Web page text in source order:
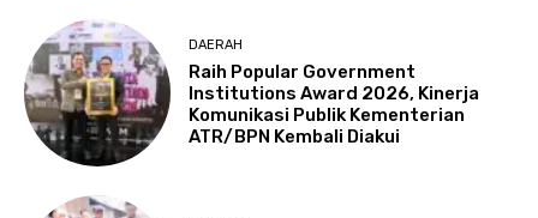
DAERAH
Raih Popular Government
Institutions Award 2026, Kinerja
Komunikasi Publik Kementerian
ATR/BPN Kembali Diakui